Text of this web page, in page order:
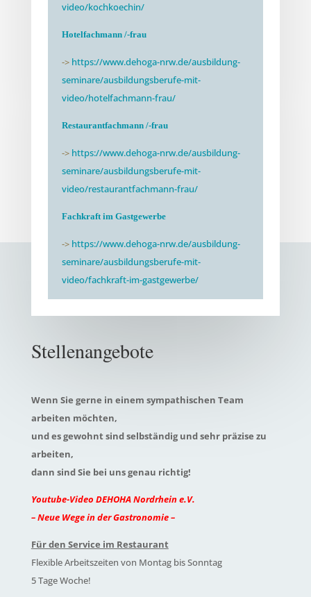
video/kochkoechin/
Hotelfachmann /-frau
->https://www.dehoga-nrw.de/ausbildung-
seminare/ausbildungsberufe-mit-
video/hotelfachmann-frau/
Restaurantfachmann /-frau
-> https://www.dehoga-nrw.de/ausbildung-
seminare/ausbildungsberufe-mit-
video/restaurantfachmann-frau/
Fachkraft im Gastgewerbe
-> https://www.dehoga-nrw.de/ausbildung-
seminare/ausbildungsberufe-mit-
video/fachkraft-im-gastgewerbe/
Stellenangebote
Wenn Sie gerne in einem sympathischen Team
arbeiten möchten,
und es gewohnt sind selbständig und sehr präzise zu
arbeiten,
dann sind Sie bei uns genau richtig!
Youtube-Video DEHOHA Nordrhein e.V.
– Neue Wege in der Gastronomie –
Für den Service im Restaurant
Flexible Arbeitszeiten von Montag bis Sonntag
5 Tage Woche!